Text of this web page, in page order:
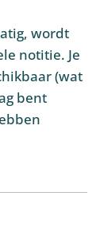
wordt
notitie. Je
(wat
bent